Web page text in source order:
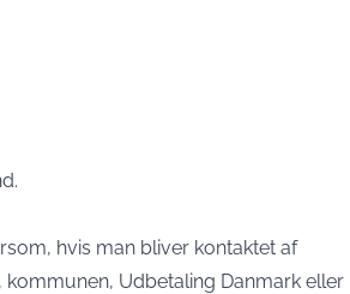
hvis man bliver kontaktet af
Udbetaling Danmark eller